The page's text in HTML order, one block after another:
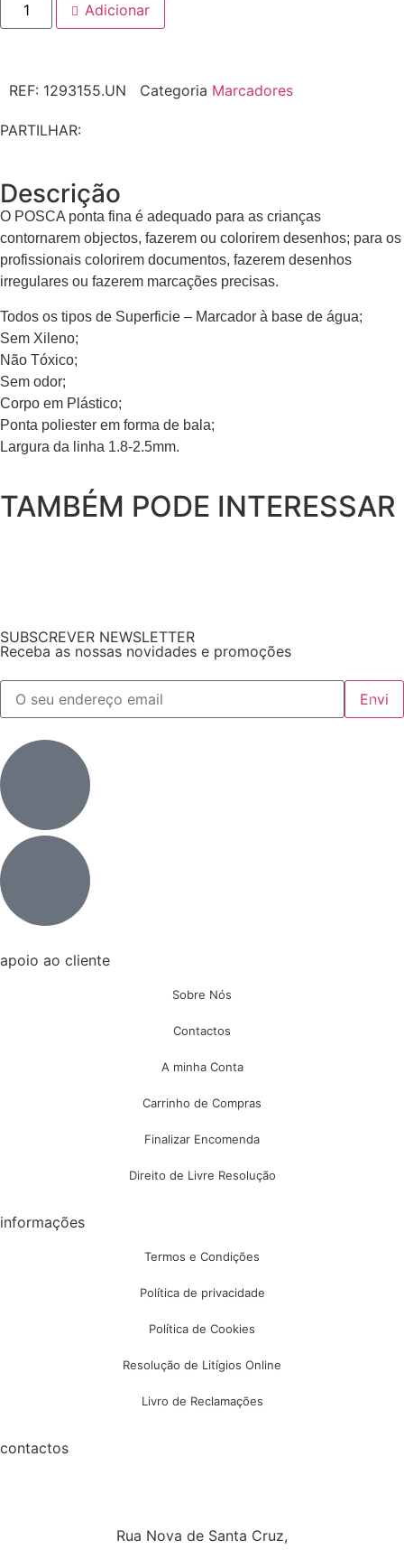
Adicionar
REF: 1293155.UN Categoria Marcadores
PARTILHAR:
Descrição
O POSCA ponta fina é adequado para as crianças
contornarem objectos, fazerem ou colorirem desenhos; para os
profissionais colorirem documentos, fazerem desenhos
irregulares ou fazerem marcações precisas.
Todos os tipos de Superficie – Marcador à base de água;
Sem Xileno;
Não Tóxico;
Sem odor;
Corpo em Plástico;
Ponta poliester em forma de bala;
Largura da linha 1.8-2.5mm.
TAMBÉM PODE INTERESSAR
SUBSCREVER NEWSLETTER
Receba as nossas novidades e promoções
apoio ao cliente
Sobre Nós
Contactos
A minha Conta
Carrinho de Compras
Finalizar Encomenda
Direito de Livre Resolução
informações
Termos e Condições
Política de privacidade
Política de Cookies
Resolução de Litígios Online
Livro de Reclamações
contactos
Rua Nova de Santa Cruz,